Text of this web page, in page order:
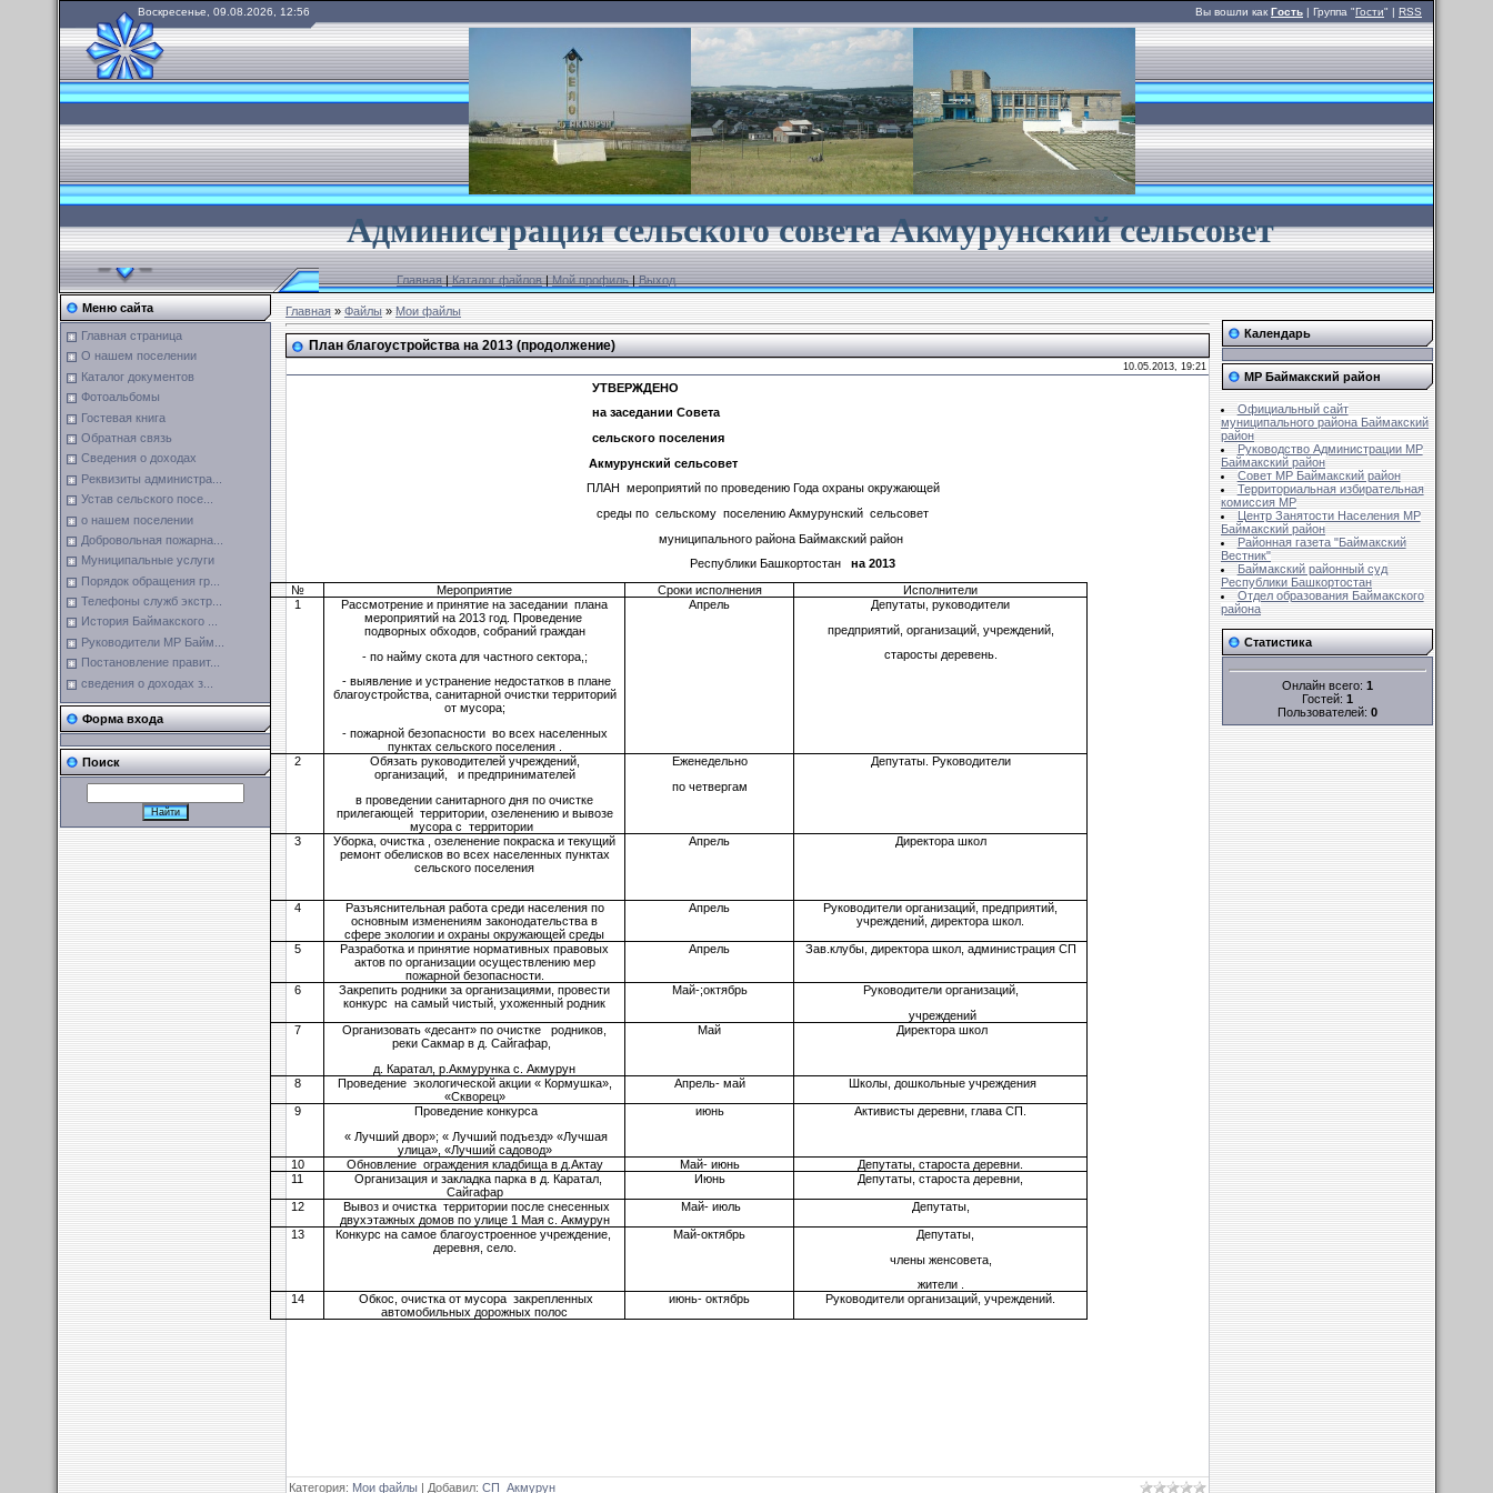
Воскресенье, 09.08.2026, 12:56 Вы вошли как Гость | Группа "Гости" | RSS
Администрация сельского советаАкмурунский сельсовет
Главная|Каталог файлов|Мой профиль|Выход
Меню сайта
Главная страница
О нашем поселении
Каталог документов
Фотоальбомы
Гостевая книга
Обратная связь
Сведения о доходах
Реквизиты администра...
Устав сельского посе...
о нашем поселении
Добровольная пожарна...
Муниципальные услуги
Порядок обращения гр...
Телефоны служб экстр...
История Баймакского ...
Руководители МР Байм...
Постановление правит...
сведения о доходах з...
Форма входа
Поиск
Главная»Файлы»Мои файлы
План благоустройства на 2013 (продолжение)
10.05.2013, 19:21
УТВЕРЖДЕНО
на заседании Совета
сельского поселения
Акмурунский сельсовет
ПЛАН мероприятий по проведению Года охраны окружающей
среды по сельскому поселению Акмурунский сельсовет
муниципального района Баймакский район
Республики Башкортостан на 2013
№
Мероприятие Сроки исполнения
Исполнители
1
Рассмотрение и принятие на заседании плана
мероприятий на 2013 год. Проведение
подворных обходов, собраний граждан
- по найму скота для частного сектора,;
- выявление и устранение недостатков в плане
благоустройства, санитарной очистки территорий
от мусора;
- пожарной безопасности во всех населенных
пунктах сельского поселения .
Апрель
Депутаты, руководители
предприятий, организаций, учреждений,
старосты деревень.
2
Обязать руководителей учреждений,
организаций, и предпринимателей
в проведении санитарного дня по очистке
прилегающей территории, озеленению и вывозе
мусора с территории
Еженедельно
по четвергам
Депутаты. Руководители
3
Уборка, очистка , озеленение покраска и текущий
ремонт обелисков во всех населенных пунктах
сельского поселения
Апрель Директора школ
4
Разъяснительная работа среди населения по
основным изменениям законодательства в
сфере экологии и охраны окружающей среды
Апрель
Руководители организаций, предприятий,
учреждений, директора школ.
5
Разработка и принятие нормативных правовых
актов по организации осуществлению мер
пожарной безопасности.
Апрель Зав.клубы, директора школ, администрация СП
6
Закрепить родники за организациями, провести
конкурс на самый чистый, ухоженный родник
Май-;октябрь
Руководители организаций,
учреждений
7
Организовать «десант» по очистке родников,
реки Сакмар в д. Сайгафар,
д. Каратал, р.Акмурунка с. Акмурун
Май Директора школ
8
Проведение экологической акции « Кормушка»,
«Скворец»
Апрель- май Школы, дошкольные учреждения
9
Проведение конкурса
« Лучший двор»; « Лучший подъезд» «Лучшая
улица», «Лучший садовод»
июнь Активисты деревни, глава СП.
10 Обновление ограждения кладбища в д.Актау Май- июнь
Депутаты, староста деревни.
11
Организация и закладка парка в д. Каратал,
Сайгафар
Июнь Депутаты, староста деревни,
12
Вывоз и очистка территории после снесенных
двухэтажных домов по улице 1 Мая с. Акмурун
Май- июль Депутаты,
13
Конкурс на самое благоустроенное учреждение,
деревня, село.
Май-октябрь
Депутаты,
члены женсовета,
жители .
14
Обкос, очистка от мусора закрепленных
автомобильных дорожных полос
июнь- октябрь Руководители организаций, учреждений.
Категория: Мои файлы | Добавил: СП_Акмурун
Календарь
МР Баймакский район
Официальный сайт
муниципального района Баймакский
район
Руководство Администрации МР
Баймакский район
Совет MР Баймакский район
Территориальная избирательная
комиссия MР
Центр Занятости Населения МР
Баймакский район
Районная газета "Баймакский
Вестник"
Баймакский районный суд
Республики Башкортостан
Отдел образования Баймакского
района
Статистика
Онлайн всего: 1
Гостей: 1
Пользователей: 0